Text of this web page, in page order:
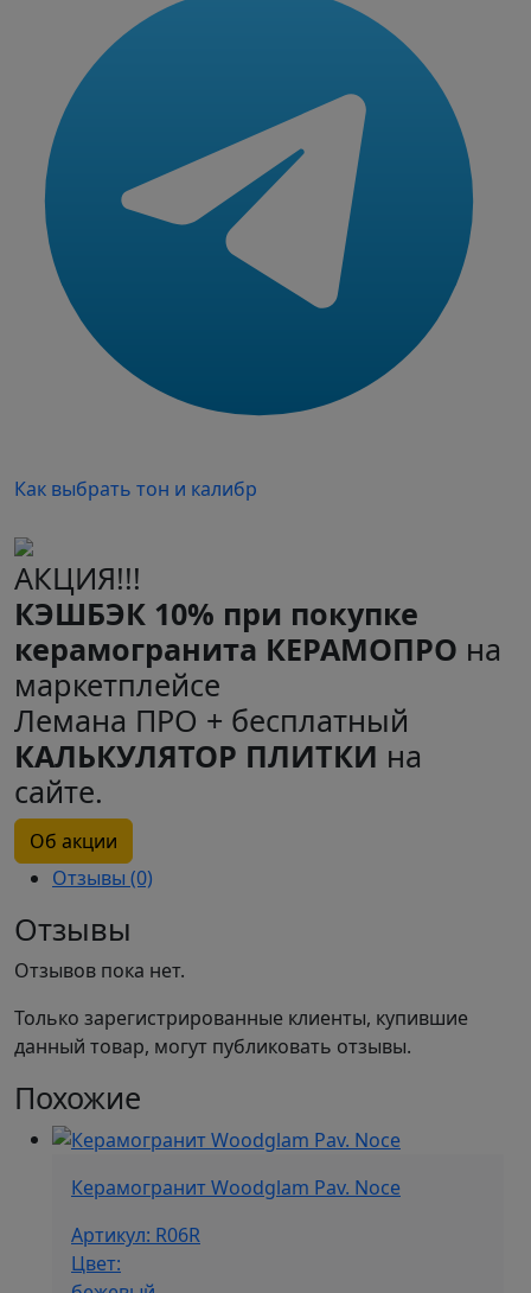
Как выбрать тон и калибр
АКЦИЯ!!!
КЭШБЭК 10% при покупке
керамогранита КЕРАМОПРО на
маркетплейсе
Лемана ПРО + бесплатный
КАЛЬКУЛЯТОР ПЛИТКИ на
сайте.
Об акции
Отзывы (0)
Отзывы
Отзывов пока нет.
Только зарегистрированные клиенты, купившие
данный товар, могут публиковать отзывы.
Похожие
Керамогранит Woodglam Pav. Noce
Артикул: R06R
Цвет: